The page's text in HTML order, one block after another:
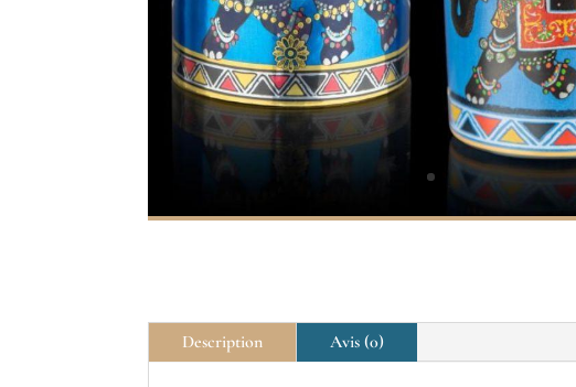
Description Avis (0)